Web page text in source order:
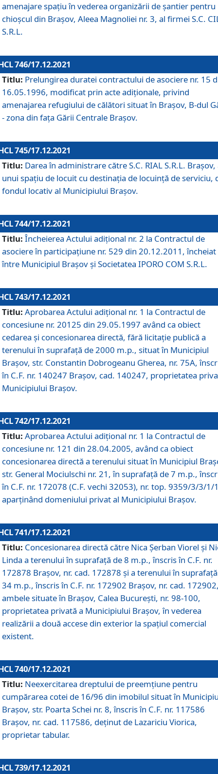
amenajare spațiu în vederea organizării de șantier pentru
chioșcul din Brașov, Aleea Magnoliei nr. 3, al firmei S.C.
S.R.L.
746/17.12.2021
Titlu: Prelungirea duratei contractului de asociere nr. 15
16.05.1996, modificat prin acte adiționale, privind
amenajarea refugiului de călători situat în Brașov, B-dul
- zona din faţa Gării Centrale Brașov.
745/17.12.2021
Titlu: Darea în administrare către S.C. RIAL S.R.L. Brașov,
unui spațiu de locuit cu destinația de locuință de serviciu,
fondul locativ al Municipiului Brașov.
744/17.12.2021
Titlu: Încheierea Actului adițional nr. 2 la Contractul de
asociere în participațiune nr. 529 din 20.12.2011, încheiat
între Municipiul Brașov și Societatea IPORO COM S.R.L.
743/17.12.2021
Titlu: Aprobarea Actului adiţional nr. 1 la Contractul de
concesiune nr. 20125 din 29.05.1997 având ca obiect
cedarea și concesionarea directă, fără licitație publică a
terenului în suprafață de 2000 m.p., situat în Municipiul
Brașov, str. Constantin Dobrogeanu Gherea, nr. 75A,
în C.F. nr. 140247 Brașov, cad. 140247, proprietatea
Municipiului Brașov.
742/17.12.2021
Titlu: Aprobarea Actului adiţional nr. 1 la Contractul de
concesiune nr. 121 din 28.04.2005, având ca obiect
concesionarea directă a terenului situat în Municipiul
str. General Mociulschi nr. 21, în suprafață de 7 m.p.,
în C.F. nr. 172078 (C.F. vechi 32053), nr. top. 9359/3/3/1/
aparținând domeniului privat al Municipiului Brașov.
741/17.12.2021
Titlu: Concesionarea directă către Nica Șerban Viorel și
Linda a terenului în suprafață de 8 m.p., înscris în C.F. nr.
172878 Brașov, nr. cad. 172878 și a terenului în
34 m.p., înscris în C.F. nr. 172902 Brașov, nr. cad.
ambele situate în Brașov, Calea București, nr. 98-100,
proprietatea privată a Municipiului Brașov, în vederea
realizării a două accese din exterior la spațiul comercial
existent.
740/17.12.2021
Titlu: Neexercitarea dreptului de preemţiune pentru
cumpărarea cotei de 16/96 din imobilul situat în
Braşov, str. Poarta Schei nr. 8, înscris în C.F. nr. 117586
Brașov, nr. cad. 117586, deținut de Lazariciu Viorica,
proprietar tabular.
739/17.12.2021